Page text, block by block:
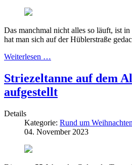
Das manchmal nicht alles so läuft, ist
hat man sich auf der Hüblerstraße
Weiterlesen …
Striezeltanne auf dem
aufgestellt
Details
Kategorie: Rund um Weihnachten
04. November 2023